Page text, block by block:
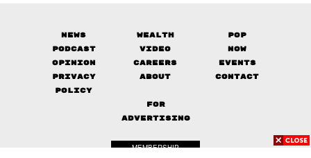
News Wealth
Pop
Podcast
Video
Now
Opinion
Careers
Events
Privacy
Policy
About Contact
FOR
ADVERTISING
MEMBERSHIP